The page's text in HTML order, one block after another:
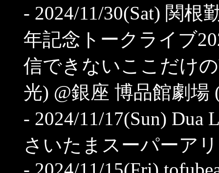
- 2024/11/30(Sat) 関根
年記念トークライブ
信できないここだけ
光) @銀座 博品館劇場
- 2024/11/17(Sun) Dua
さいたまスーパーア